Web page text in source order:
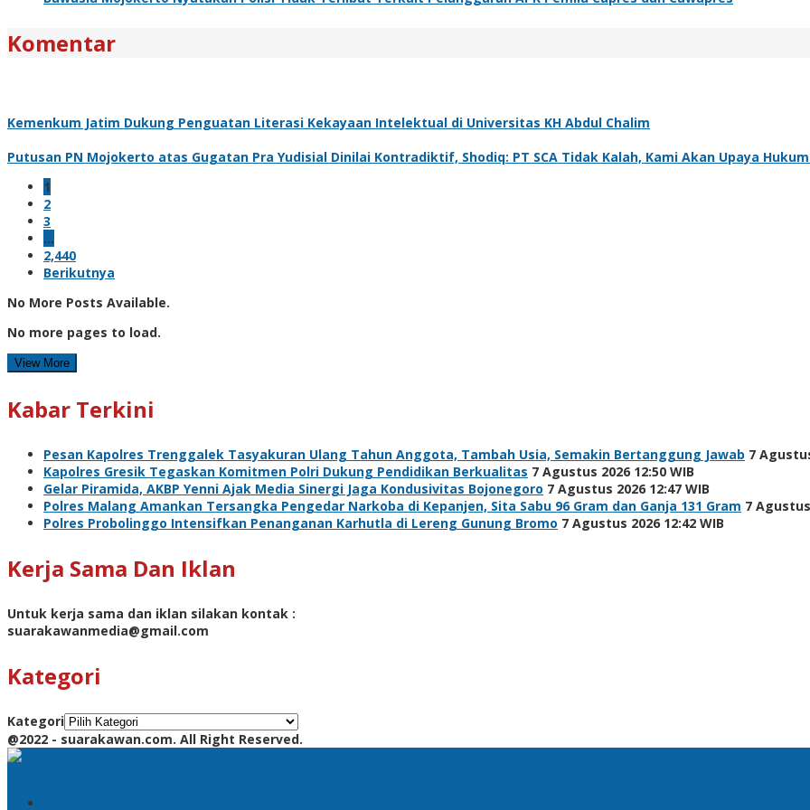
Komentar
Kemenkum Jatim Dukung Penguatan Literasi Kekayaan Intelektual di Universitas KH Abdul Chalim
Putusan PN Mojokerto atas Gugatan Pra Yudisial Dinilai Kontradiktif, Shodiq: PT SCA Tidak Kalah, Kami Akan Upaya
1
2
3
…
2,440
Berikutnya
No More Posts Available.
No more pages to load.
View More
Kabar Terkini
Pesan Kapolres Trenggalek Tasyakuran Ulang Tahun Anggota, Tambah Usia, Semakin Bertanggung Jawab 7
Kapolres Gresik Tegaskan Komitmen Polri Dukung Pendidikan Berkualitas 7 Agustus 2026 12:50 WIB
Gelar Piramida, AKBP Yenni Ajak Media Sinergi Jaga Kondusivitas Bojonegoro 7 Agustus 2026 12:47 WIB
Polres Malang Amankan Tersangka Pengedar Narkoba di Kepanjen, Sita Sabu 96 Gram dan Ganja 131 Gram 7
Polres Probolinggo Intensifkan Penanganan Karhutla di Lereng Gunung Bromo 7 Agustus 2026 12:42 WIB
Kerja Sama Dan Iklan
Untuk kerja sama dan iklan silakan kontak :
suarakawanmedia@gmail.com
Kategori
Kategori
@2022 - suarakawan.com. All Right Reserved.